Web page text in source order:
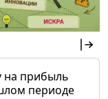
на прибыль
периоде